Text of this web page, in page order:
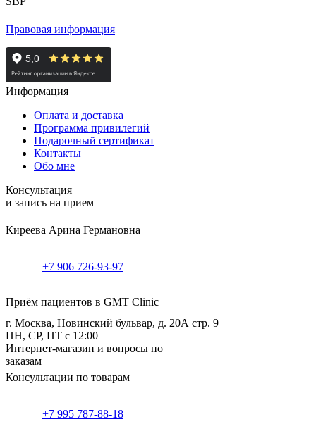
Правовая информация
Информация
Оплата и доставка
Программа привилегий
Подарочный сертификат
Контакты
Обо мне
Консультация
и запись на прием
Киреева Арина Германовна
+7 906 726-93-97
Приём пациентов в GMT Clinic
г. Москва, Новинский бульвар, д. 20А стр. 9
ПН, СР, ПТ с 12:00
Интернет-магазин и вопросы по
заказам
Консультации по товарам
+7 995 787-88-18